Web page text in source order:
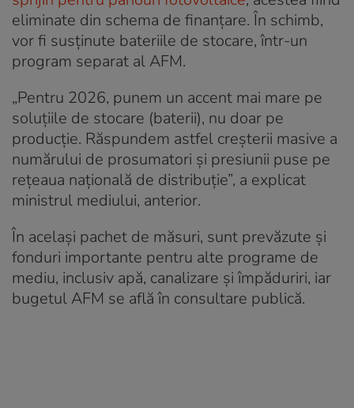
eliminate din schema de finanțare. În schimb,
vor fi susținute bateriile de stocare, într-un
program separat al AFM.
„Pentru 2026, punem un accent mai mare pe
soluțiile de stocare (baterii), nu doar pe
producție. Răspundem astfel creșterii masive a
numărului de prosumatori și presiunii puse pe
rețeaua națională de distribuție”, a explicat
ministrul mediului, anterior.
În același pachet de măsuri, sunt prevăzute și
fonduri importante pentru alte programe de
mediu, inclusiv apă, canalizare și împăduriri, iar
bugetul AFM se află în consultare publică.